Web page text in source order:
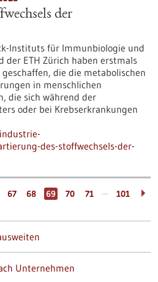
der
Instituts für Immunbiologie und
der ETH Zürich haben erstmals
die die metabolischen
in menschlichen
die sich während der
oder bei Krebserkrankungen
des-stoffwechsels-der-
67 68 69 70 71 … 101
Unternehmen